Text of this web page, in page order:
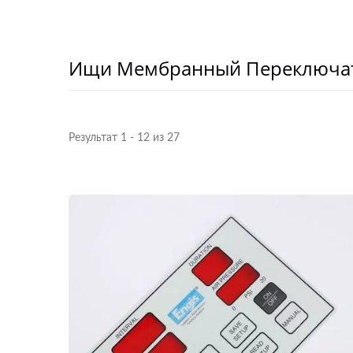
Ищи Мембранный
Результат 1 - 12 из 27